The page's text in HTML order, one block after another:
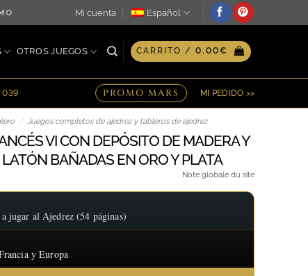
♖ OPCIÓN DE GRABADO PERSONALIZADO EN
Mi cuenta Español
OTROS JUEGOS CARRITO / 0.00€
039 PROMO MARS MI PEDIDO >>
/ Juegos completos de ajedrez y tableros de ajedrez
VI CON DEPÓSITO DE MADERA Y
BAÑADAS EN ORO Y PLATA
Note globale du site
al Ajedrez (54 páginas)
y Europa